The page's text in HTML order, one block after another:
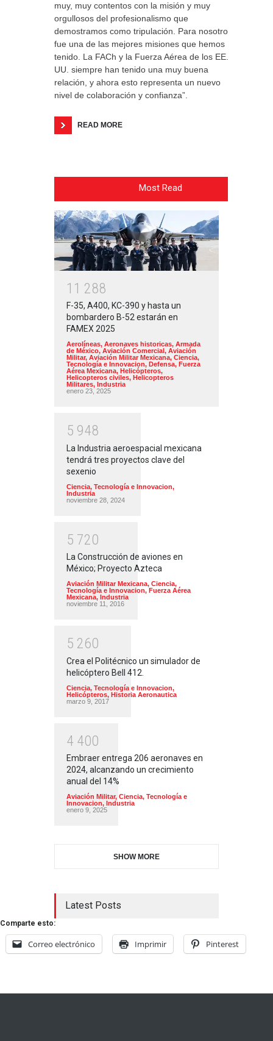
muy, muy contentos con la misión y muy
orgullosos del profesionalismo que
demostramos como tripulación. Para nosotros,
fue una de las mejores misiones que hemos
tenido. La FACh y la Fuerza Aérea de los EE.
UU. siempre han tenido una muy buena
relación, y ahora esto representa un nuevo
nivel de colaboración y confianza”.
READ MORE
Most Read
1 1 288
F-35, A400, KC-390 y hasta un
bombardero B-52 estarán en
FAMEX 2025
Aerolíneas, Aeronaves historicas, Armada
de México, Aviación Comercial, Aviación
Militar, Aviación Militar Mexicana, Ciencia,
Tecnología e Innovacion, Defensa, Fuerza
Aérea Mexicana, Helicópteros,
Helicopteros civiles, Helicopteros
Militares, Industria
enero 23, 2025
5 948
La Industria aeroespacial mexicana
tendrá tres proyectos clave del
sexenio
Ciencia, Tecnología e Innovacion,
Industria
noviembre 28, 2024
5 720
La Construcción de aviones en
México; Proyecto Azteca
Aviación Militar Mexicana, Ciencia,
Tecnología e Innovacion, Fuerza Aérea
Mexicana, Industria
noviembre 11, 2016
5 260
Crea el Politécnico un simulador de
helicóptero Bell 412.
Ciencia, Tecnología e Innovacion,
Helicópteros, Historia Aeronautica
marzo 9, 2017
4 400
Embraer entrega 206 aeronaves en
2024, alcanzando un crecimiento
anual del 14%
Aviación Militar, Ciencia, Tecnología e
Innovacion, Industria
enero 9, 2025
SHOW MORE
Latest Posts
Comparte esto:
Correo electrónico Imprimir Pinterest